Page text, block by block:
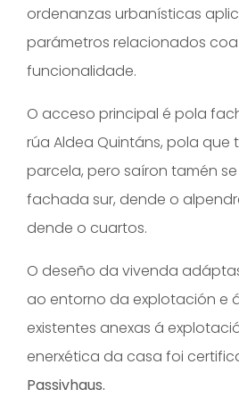
ordenanzas urbanísticas
parámetros relacionados
funcionalidade.
O acceso principal é pola
rúa Aldea Quintáns, pola
parcela, pero saíron tamén
fachada sur, dende o
dende o cuartos.
O deseño da vivenda
ao entorno da explotación e
existentes anexas á
enerxética da casa foi
Passivhaus.